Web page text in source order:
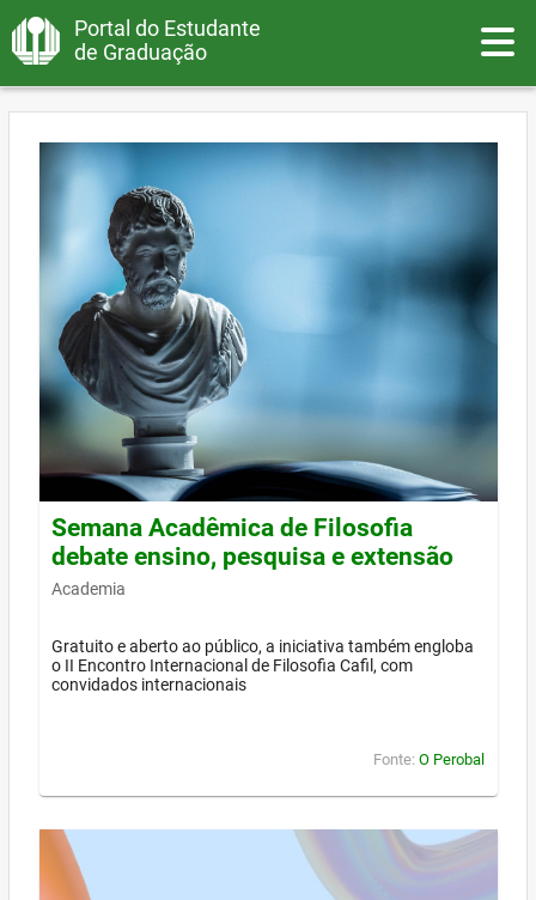
Portal do Estudante
de Graduação
Semana Acadêmica de Filosofia
debate ensino, pesquisa e extensão
Academia
Gratuito e aberto ao público, a iniciativa também engloba
o II Encontro Internacional de Filosofia Cafil, com
convidados internacionais
Fonte: O Perobal